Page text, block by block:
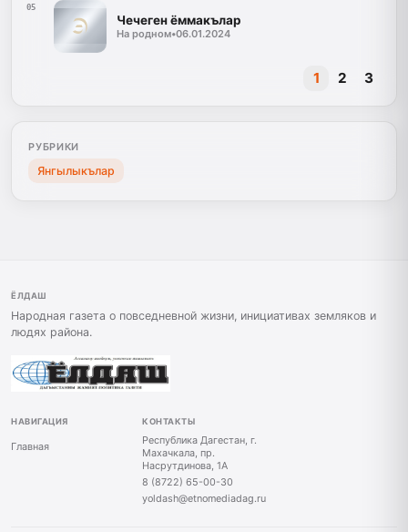
05
Чечеген ёммакълар
На родном•06.01.2024
1 2 3
РУБРИКИ
Янгылыкълар
ЁЛДАШ
Народная газета о повседневной жизни, инициативах земляков и
людях района.
НАВИГАЦИЯ
Главная
КОНТАКТЫ
Республика Дагестан, г.
Махачкала, пр.
Насрутдинова, 1А
8 (8722) 65-00-30
yoldash@etnomediadag.ru